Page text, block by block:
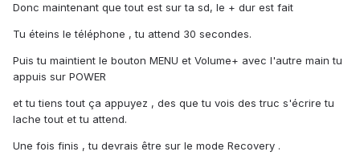
Donc maintenant que tout est sur ta sd, le + dur est fait
Tu éteins le téléphone , tu attend 30 secondes.
Puis tu maintient le bouton MENU et Volume+ avec l'autre main tu
appuis sur POWER
et tu tiens tout ça appuyez , des que tu vois des truc s'écrire tu
lache tout et tu attend.
Une fois finis , tu devrais être sur le mode Recovery .